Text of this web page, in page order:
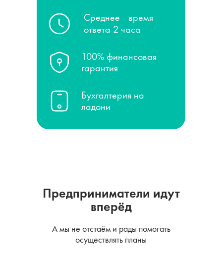
Бухгалтерия на
ладони
100% финансовая
гарантия
Среднее время
ответа 2 часа
Предприниматели идут
вперёд
А мы не отстаём и рады помогать
осуществлять планы